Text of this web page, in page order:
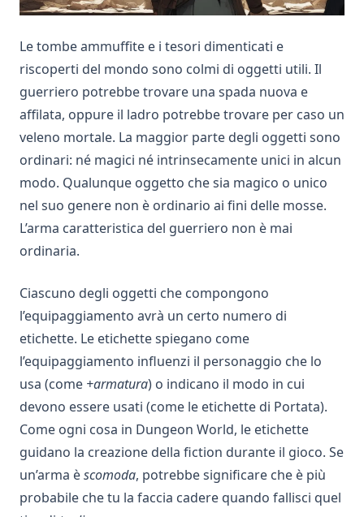
Le tombe ammuffite e i tesori dimenticati e
riscoperti del mondo sono colmi di oggetti utili. Il
guerriero potrebbe trovare una spada nuova e
affilata, oppure il ladro potrebbe trovare per caso un
veleno mortale. La maggior parte degli oggetti sono
ordinari: né magici né intrinsecamente unici in alcun
modo. Qualunque oggetto che sia magico o unico
nel suo genere non è ordinario ai fini delle mosse.
L’arma caratteristica del guerriero non è mai
ordinaria.
Ciascuno degli oggetti che compongono
l’equipaggiamento avrà un certo numero di
etichette. Le etichette spiegano come
l’equipaggiamento influenzi il personaggio che lo
usa (come +armatura) o indicano il modo in cui
devono essere usati (come le etichette di Portata).
Come ogni cosa in Dungeon World, le etichette
guidano la creazione della fiction durante il gioco. Se
un’arma èscomoda, potrebbe significare che è più
probabile che tu la faccia cadere quando fallisci quel